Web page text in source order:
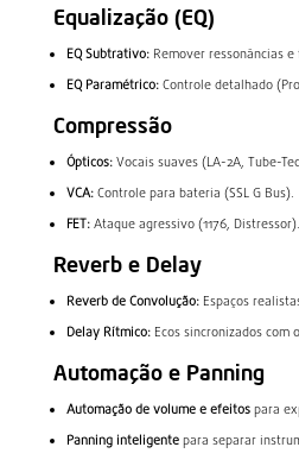
Equalização (EQ)
EQ Subtrativo:Remover ressonâncias
EQ Paramétrico:Controle detalhado
Compressão
Ópticos:Vocais suaves (LA-2A, Tube-
VCA:Controle para bateria (SSL G Bus).
FET:Ataque agressivo (1176, Distressor).
Reverb e Delay
Reverb de Convolução:Espaços
Delay Rítmico:Ecos sincronizados com
Automação e Panning
Automação de volume e efeitospara
Panning inteligentepara separar